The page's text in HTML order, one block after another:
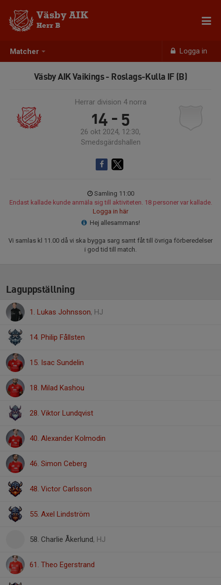
Matcher Logga in
Väsby AIK
Herr B
Väsby AIK Vaikings - Roslags-Kulla IF (B)
Herrar division 4 norra
14 - 5
26 okt 2024, 12:30,
Smedsgärdshallen
Samling 11:00
Endast kallade kunde anmäla sig till aktiviteten. 18 personer var kallade.
Logga in här
Hej allesammans!
Vi samlas kl 11.00 då vi ska bygga sarg samt fåt till övriga förberedelser
i god tid till match.
Laguppställning
1. Lukas Johnsson, HJ
14. Philip Fållsten
15. Isac Sundelin
18. Milad Kashou
28. Viktor Lundqvist
40. Alexander Kolmodin
46. Simon Ceberg
48. Victor Carlsson
55. Axel Lindström
58. Charlie Åkerlund, HJ
61. Theo Egerstrand